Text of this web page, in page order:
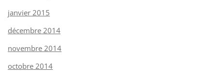
janvier 2015
décembre 2014
novembre 2014
octobre 2014